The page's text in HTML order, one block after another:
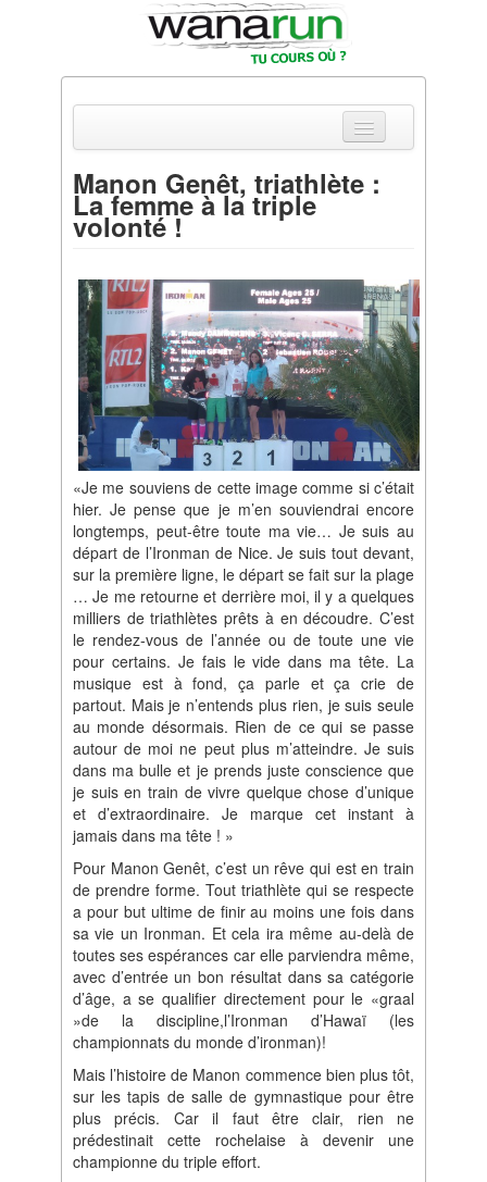
Actualités
Parcours & Courses
Outils & Réseaux
Manon Genêt, triathlète :
La femme à la triple
volonté !
«Je me souviens de cette image comme si c’était
hier. Je pense que je m’en souviendrai encore
longtemps, peut‐être toute ma vie… Je suis au
départ de l’Ironman de Nice. Je suis tout devant,
sur la première ligne, le départ se fait sur la plage
… Je me retourne et derrière moi, il y a quelques
milliers de triathlètes prêts à en découdre. C’est
le rendez‐vous de l’année ou de toute une vie
pour certains. Je fais le vide dans ma tête. La
musique est à fond, ça parle et ça crie de
partout. Mais je n’entends plus rien, je suis seule
au monde désormais. Rien de ce qui se passe
autour de moi ne peut plus m’atteindre. Je suis
dans ma bulle et je prends juste conscience que
je suis en train de vivre quelque chose d’unique
et d’extraordinaire. Je marque cet instant à
jamais dans ma tête ! »
Pour Manon Genêt, c’est un rêve qui est en train
de prendre forme. Tout triathlète qui se respecte
a pour but ultime de finir au moins une fois dans
sa vie un Ironman. Et cela ira même au‐delà de
toutes ses espérances car elle parviendra même,
avec d’entrée un bon résultat dans sa catégorie
d’âge, a se qualifier directement pour le «graal
»de la discipline,l’Ironman d’Hawaï (les
championnats du monde d’ironman)!
Mais l’histoire de Manon commence bien plus tôt,
sur les tapis de salle de gymnastique pour être
plus précis. Car il faut être clair, rien ne
prédestinait cette rochelaise à devenir une
championne du triple effort.